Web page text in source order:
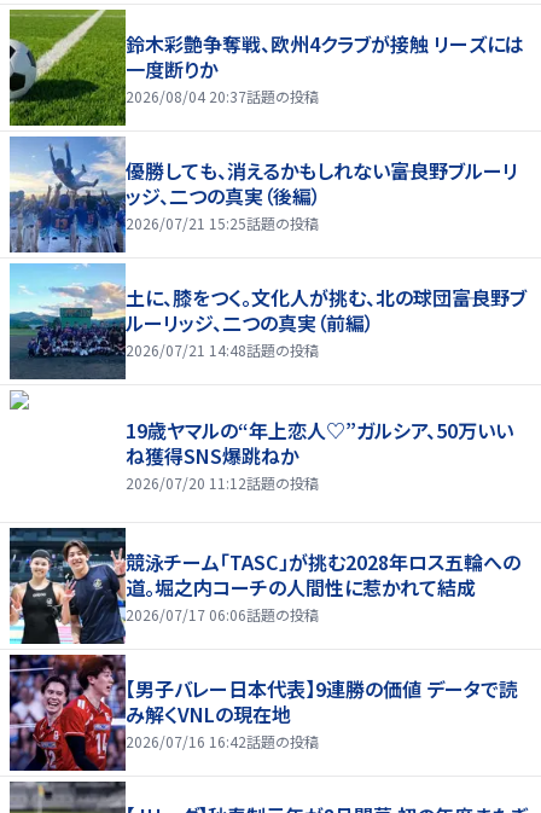
鈴木彩艶争奪戦、欧州4クラブが接触 リーズには
一度断りか
2026/08/04 20:37話題の投稿
優勝しても、消えるかもしれない――富良野ブルーリ
ッジ、二つの真実（後編）
2026/07/21 15:25話題の投稿
土に、膝をつく。文化人が挑む、北の球団――富良野ブ
ルーリッジ、二つの真実（前編）
2026/07/21 14:48話題の投稿
19歳ヤマルの“年上恋人♡”ガルシア、50万いい
ね獲得SNS爆跳ねか
2026/07/20 11:12話題の投稿
競泳チーム「TASC」が挑む2028年ロス五輪への
道。堀之内コーチの人間性に惹かれて結成
2026/07/17 06:06話題の投稿
【男子バレー日本代表】9連勝の価値 データで読
み解くVNLの現在地
2026/07/16 16:42話題の投稿